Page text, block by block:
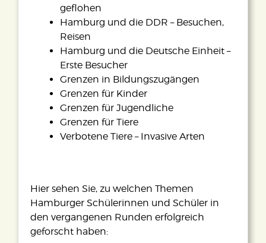
geflohen
Hamburg und die DDR – Besuchen,
Reisen
Hamburg und die Deutsche Einheit –
Erste Besucher
Grenzen in Bildungszugängen
Grenzen für Kinder
Grenzen für Jugendliche
Grenzen für Tiere
Verbotene Tiere – Invasive Arten
Hier sehen Sie, zu welchen Themen
Hamburger Schülerinnen und Schüler in
den vergangenen Runden erfolgreich
geforscht haben: